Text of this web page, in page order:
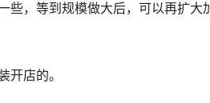
些，等到规模做大后，可以再扩大
店的。